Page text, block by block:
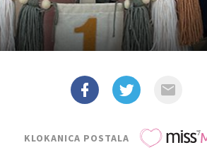
KLOKANICA POSTALA